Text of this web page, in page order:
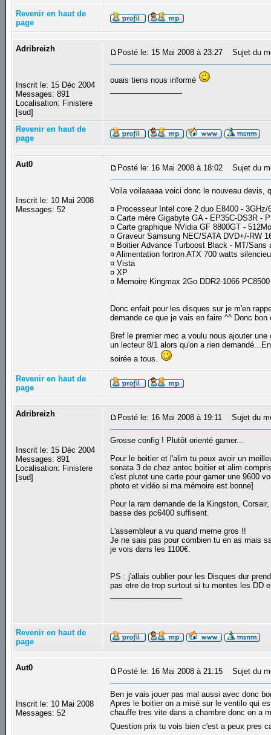
Revenir en haut de
page
Adribreizh
Inscrit le: 15 Déc 2004
Messages: 891
Localisation: Finistere
[sud]
Posté le: 15 Mai 2008 à 23:27 Sujet du
ouais tiens nous informé
Revenir en haut de
page
Aut0
Inscrit le: 10 Mai 2008
Messages: 52
Posté le: 16 Mai 2008 à 18:02 Sujet du
Voila voilaaaaa voici donc le nouveau devis,
¤ Processeur Intel core 2 duo E8400 -
¤ Carte mère Gigabyte GA - EP35C-DS3R -
¤ Carte graphique NVidia GF 8800GT -
¤ Graveur Samsung NEC/SATA DVD+/-RW
¤ Boitier Advance Turboost Black - MT/Sans
¤ Alimentation fortron ATX 700 watts
¤ Vista
¤ XP
¤ Memoire Kingmax 2Go DDR2-1066
Donc enfait pour les disques sur je m'en
demande ce que je vais en faire ^^ Donc
Bref le premier mec a voulu nous ajouter
un lecteur 8/1 alors qu'on a rien
soirée a tous.
Revenir en haut de
page
Adribreizh
Inscrit le: 15 Déc 2004
Messages: 891
Localisation: Finistere
[sud]
Posté le: 16 Mai 2008 à 19:11 Sujet du
Grosse config ! Plutôt orienté gamer...
Pour le boitier et l'alim tu peux avoir un
sonata 3 de chez antec boitier et alim
c'est plutot une carte pour gamer une 9600
photo et vidéo si ma mémoire est bonne]
Pour la ram demande de la Kingston,
basse des pc6400 suffisent.
L'assembleur a vu quand meme gros !!
Je ne sais pas pour combien tu en as mais
je vois dans les 1100€.
PS : j'allais oublier pour les Disques dur
pas etre de trop surtout si tu montes les DD
Revenir en haut de
page
Aut0
Inscrit le: 10 Mai 2008
Messages: 52
Posté le: 16 Mai 2008 à 21:15 Sujet du
Ben je vais jouer pas mal aussi avec donc
Apres le boitier on a misé sur le ventilo qui
chauffe tres vite dans a chambre donc on a
Question prix tu vois bien c'est a peux pres